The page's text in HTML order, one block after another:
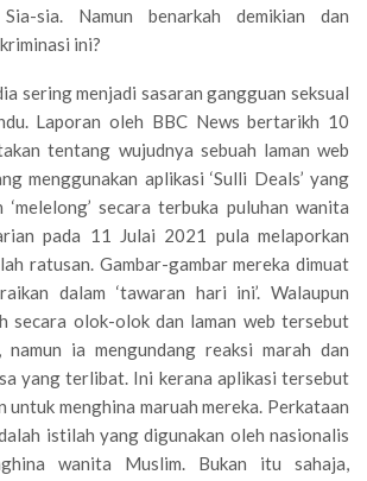
sia. Namun benarkah demikian dan
ini?
sering menjadi sasaran gangguan seksual
Laporan oleh BBC News bertarikh 10
tentang wujudnya sebuah laman web
menggunakan aplikasi ‘Sulli Deals’ yang
secara terbuka puluhan wanita
pada 11 Julai 2021 pula melaporkan
ratusan. Gambar-gambar mereka dimuat
dalam ‘tawaran hari ini’. Walaupun
secara olok-olok dan laman web tersebut
ia mengundang reaksi marah dan
yang terlibat. Ini kerana aplikasi tersebut
untuk menghina maruah mereka. Perkataan
istilah yang digunakan oleh nasionalis
wanita Muslim. Bukan itu sahaja,